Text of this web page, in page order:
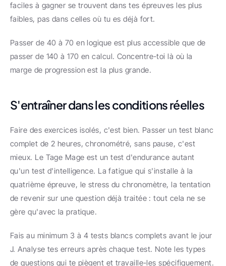
faciles à gagner se trouvent dans tes épreuves les plus
faibles, pas dans celles où tu es déjà fort.
Passer de 40 à 70 en logique est plus accessible que de
passer de 140 à 170 en calcul. Concentre-toi là où la
marge de progression est la plus grande.
S'entraîner dans les conditions réelles
Faire des exercices isolés, c'est bien. Passer un test blanc
complet de 2 heures, chronométré, sans pause, c'est
mieux. Le Tage Mage est un test d'endurance autant
qu'un test d'intelligence. La fatigue qui s'installe à la
quatrième épreuve, le stress du chronomètre, la tentation
de revenir sur une question déjà traitée : tout cela ne se
gère qu'avec la pratique.
Fais au minimum 3 à 4 tests blancs complets avant le jour
J. Analyse tes erreurs après chaque test. Note les types
de questions qui te piègent et travaille-les spécifiquement.